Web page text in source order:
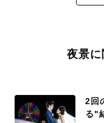
夜景
2回
る"